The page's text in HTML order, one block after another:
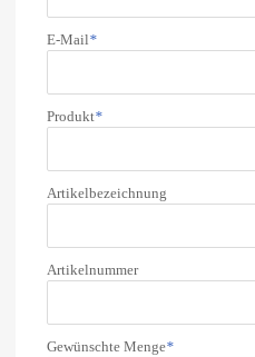
E-Mail*
Produkt*
Artikelbezeichnung
Artikelnummer
Gewünschte Menge*